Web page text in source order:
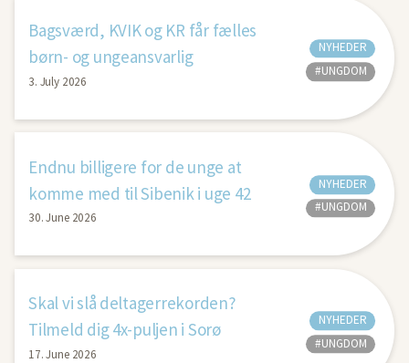
Bagsværd, KVIK og KR får fælles
børn- og ungeansvarlig
3. July 2026
NYHEDER
#UNGDOM
Endnu billigere for de unge at
komme med til Sibenik i uge 42
30. June 2026
NYHEDER
#UNGDOM
Skal vi slå deltagerrekorden?
Tilmeld dig 4x-puljen i Sorø
17. June 2026
NYHEDER
#UNGDOM